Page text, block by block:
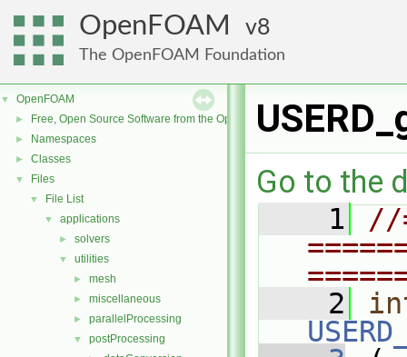
OpenFOAM 8
The OpenFOAM Foundation
▼ OpenFOAM
► Free, Open Source Software from the OpenFOAM Foundation
► Namespaces
► Classes
▼ Files
▼ File List
▼ applications
► solvers
▼ utilities
► mesh
► miscellaneous
► parallelProcessing
▼ postProcessing
Go to the
    1
//
    2